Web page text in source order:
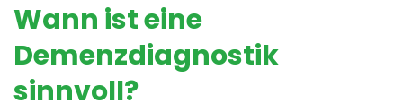
Wann ist eine
Demenzdiagnostik
sinnvoll?